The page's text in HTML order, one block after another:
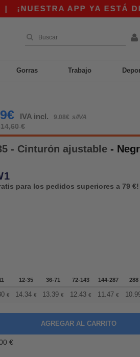
APP YA ESTÁ
Gorras Trabajo
IVA incl. 9.08€ s/IVA
14,60 €
- Cinturón ajustable -
para los pedidos superiores a 79 €!
12-35 36-71 72-143 144-287 288
€ 14.34 € 13.39 € 12.43 € 11.47 €
€